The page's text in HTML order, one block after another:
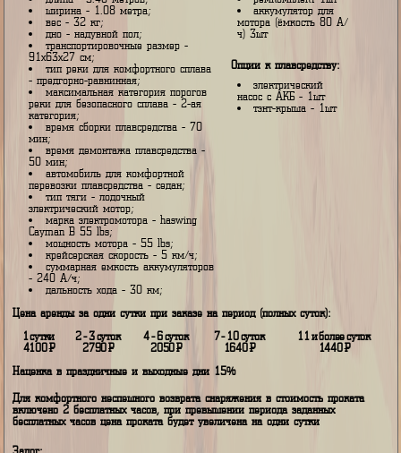
пассажировместимость - на трёх
человек человек;
грузоподъемность - 340 кг;
длина - 5.40 метров;
ширина - 1.08 метра;
вес - 32 кг;
дно - надувной пол;
транспортировочные размер -
91х63х27 см;
тип реки для комфортного сплава
- предгорно-равнинная;
максимальная категория порогов
реки для безопасного сплава - 2-ая
категория;
время сборки плавсредства - 70
мин;
время демонтажа плавсредства -
50 мин;
автомобиль для комфортной
перевозки плавсредства - седан;
тип тяги - лодочный
электрический мотор;
марка электромотора - haswing
мощность мотора - 55 lbs;
крейсерская скорость - 5 км/ч;
суммарная емкость аккумуляторов
дальность хода - 30 км;
плавсредство 1шт
лодочный
электромотор 1шт
аккумулятор для
мотора (ёмкость 80 А/
ч) 3шт
Цена аренды за одни сутки при заказе на период (полных суток):
1 сутки
2 - 3 суток 4 - 6 суток 7 - 10 суток